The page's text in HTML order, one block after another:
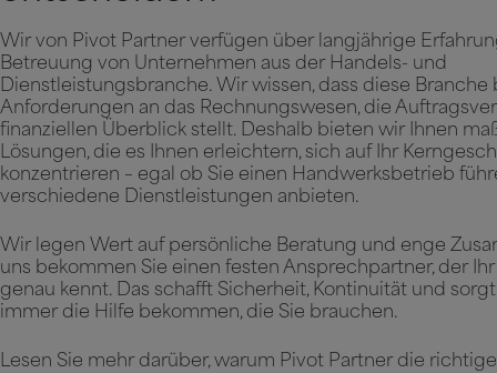
Wir von Pivot Partner verfügen über langjährige
Betreuung von Unternehmen aus der Handels- und
Dienstleistungsbranche. Wir wissen, dass diese Branche
Anforderungen an das Rechnungswesen, die
finanziellen Überblick stellt. Deshalb bieten wir Ihnen
Lösungen, die es Ihnen erleichtern, sich auf Ihr
konzentrieren – egal ob Sie einen Handwerksbetrieb
verschiedene Dienstleistungen anbieten.
Wir legen Wert auf persönliche Beratung und enge
uns bekommen Sie einen festen Ansprechpartner, der
genau kennt. Das schafft Sicherheit, Kontinuität und sorgt
immer die Hilfe bekommen, die Sie brauchen.
Lesen Sie mehr darüber, warum Pivot Partner die